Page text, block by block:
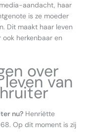
aandacht, haar
is ze moeder
Dit maakt haar leven
herkenbaar en
over
van
nu? Henriëtte
Op dit moment is zij